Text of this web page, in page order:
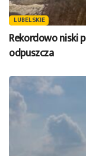
LUBELSKIE
Rekordowo niski
odpuszcza